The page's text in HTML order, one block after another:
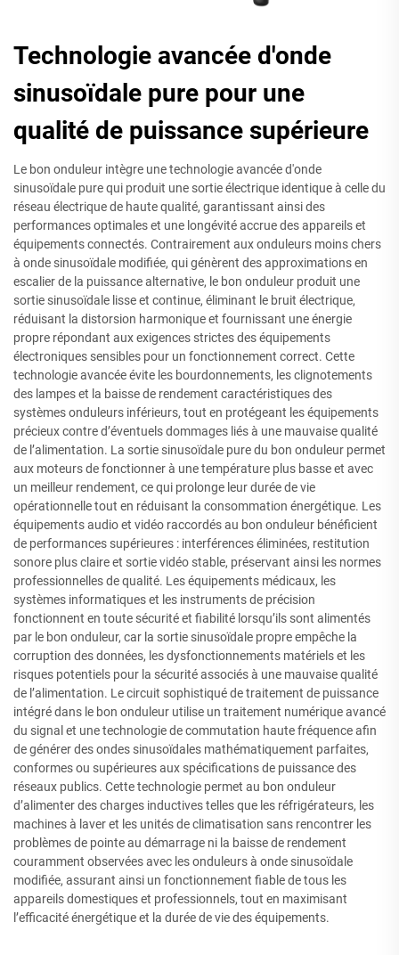
Technologie avancée d'onde
sinusoïdale pure pour une
qualité de puissance supérieure
Le bon onduleur intègre une technologie avancée d'onde
sinusoïdale pure qui produit une sortie électrique identique à celle du
réseau électrique de haute qualité, garantissant ainsi des
performances optimales et une longévité accrue des appareils et
équipements connectés. Contrairement aux onduleurs moins chers
à onde sinusoïdale modifiée, qui génèrent des approximations en
escalier de la puissance alternative, le bon onduleur produit une
sortie sinusoïdale lisse et continue, éliminant le bruit électrique,
réduisant la distorsion harmonique et fournissant une énergie
propre répondant aux exigences strictes des équipements
électroniques sensibles pour un fonctionnement correct. Cette
technologie avancée évite les bourdonnements, les clignotements
des lampes et la baisse de rendement caractéristiques des
systèmes onduleurs inférieurs, tout en protégeant les équipements
précieux contre d’éventuels dommages liés à une mauvaise qualité
de l’alimentation. La sortie sinusoïdale pure du bon onduleur permet
aux moteurs de fonctionner à une température plus basse et avec
un meilleur rendement, ce qui prolonge leur durée de vie
opérationnelle tout en réduisant la consommation énergétique. Les
équipements audio et vidéo raccordés au bon onduleur bénéficient
de performances supérieures : interférences éliminées, restitution
sonore plus claire et sortie vidéo stable, préservant ainsi les normes
professionnelles de qualité. Les équipements médicaux, les
systèmes informatiques et les instruments de précision
fonctionnent en toute sécurité et fiabilité lorsqu’ils sont alimentés
par le bon onduleur, car la sortie sinusoïdale propre empêche la
corruption des données, les dysfonctionnements matériels et les
risques potentiels pour la sécurité associés à une mauvaise qualité
de l’alimentation. Le circuit sophistiqué de traitement de puissance
intégré dans le bon onduleur utilise un traitement numérique avancé
du signal et une technologie de commutation haute fréquence afin
de générer des ondes sinusoïdales mathématiquement parfaites,
conformes ou supérieures aux spécifications de puissance des
réseaux publics. Cette technologie permet au bon onduleur
d’alimenter des charges inductives telles que les réfrigérateurs, les
machines à laver et les unités de climatisation sans rencontrer les
problèmes de pointe au démarrage ni la baisse de rendement
couramment observées avec les onduleurs à onde sinusoïdale
modifiée, assurant ainsi un fonctionnement fiable de tous les
appareils domestiques et professionnels, tout en maximisant
l’efficacité énergétique et la durée de vie des équipements.